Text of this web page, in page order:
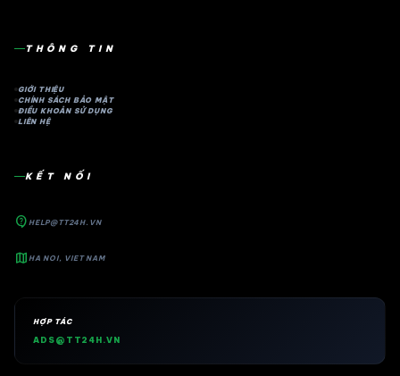
THÔNG TIN
GIỚI THIỆU
CHÍNH SÁCH BẢO MẬT
ĐIỀU KHOẢN SỬ DỤNG
LIÊN HỆ
KẾT NỐI
contact_support HELP@TT24H.VN
map HA NOI, VIET NAM
HỢP TÁC
ADS@TT24H.VN